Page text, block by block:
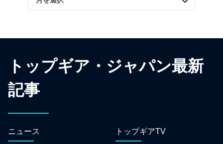
トップギア・ジャパン最新
記事
ニュース トップギアTV